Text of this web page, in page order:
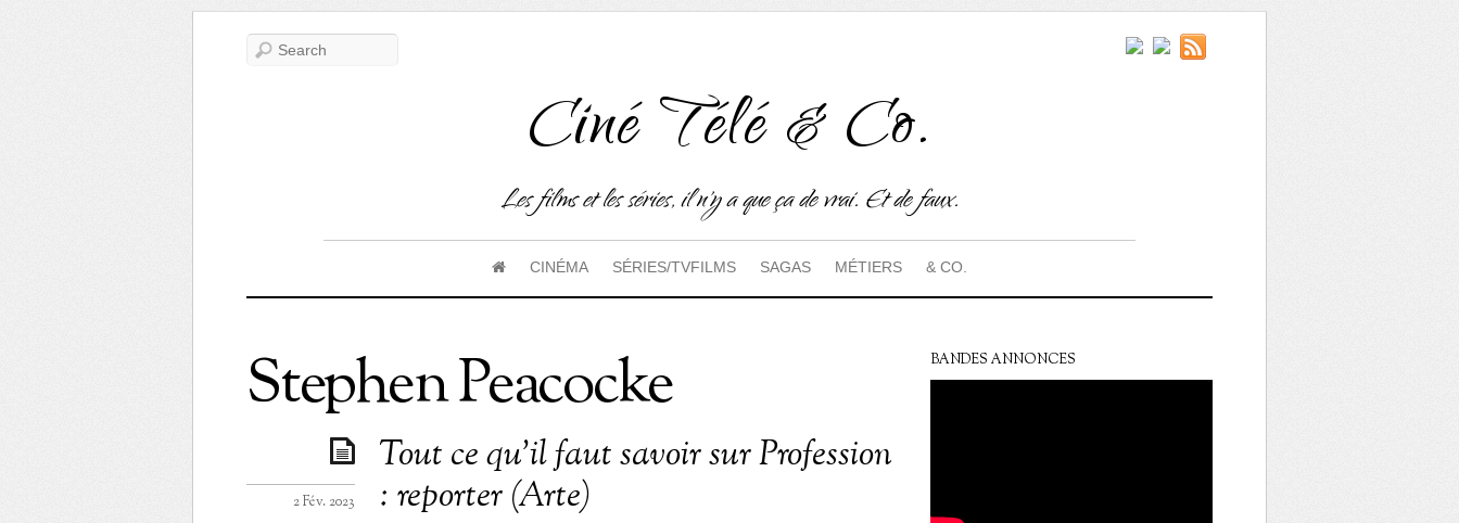
Ciné Télé & Co.
Les films et les séries, il n'y a que ça de vrai. Et de faux.
CINÉMA SÉRIES/TVFILMS SAGAS MÉTIERS & CO.
Stephen Peacocke
Tout ce qu’il faut savoir sur Profession
: reporter (Arte)
2 Fév. 2023
BANDES ANNONCES